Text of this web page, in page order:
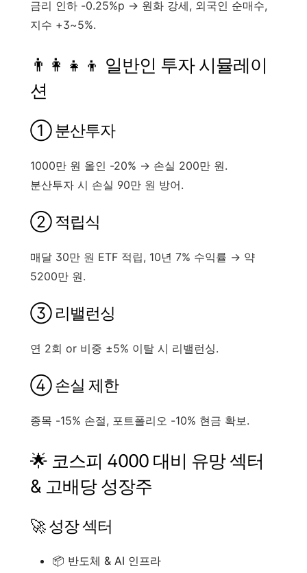
금리 인하 -0.25%p → 원화 강세, 외국인 순매수,
지수 +3~5%.
👨‍👩‍👧‍👦 일반인 투자 시뮬레이
션
① 분산투자
1000만 원 올인 -20% → 손실 200만 원.
분산투자 시 손실 90만 원 방어.
② 적립식
매달 30만 원 ETF 적립, 10년 7% 수익률 → 약
5200만 원.
③ 리밸런싱
연 2회 or 비중 ±5% 이탈 시 리밸런싱.
④ 손실 제한
종목 -15% 손절, 포트폴리오 -10% 현금 확보.
🌟 코스피 4000 대비 유망 섹터
& 고배당 성장주
🚀 성장 섹터
📦 반도체 & AI 인프라